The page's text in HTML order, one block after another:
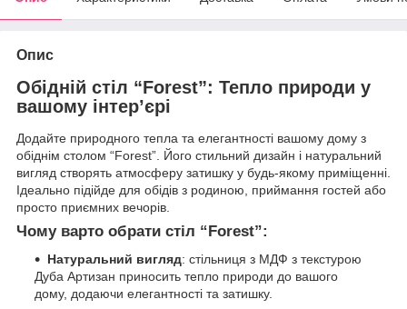
Опис
Обідній стіл “Forest”: Тепло природи у
вашому інтер’єрі
Додайте природного тепла та елегантності вашому дому з
обіднім столом “Forest”. Його стильний дизайн і натуральний
вигляд створять атмосферу затишку у будь-якому приміщенні.
Ідеально підійде для обідів з родиною, приймання гостей або
просто приємних вечорів.
Чому варто обрати стіл “Forest”:
Натуральний вигляд: стільниця з МДФ з текстурою
Дуба Артизан приносить тепло природи до вашого
дому, додаючи елегантності та затишку.